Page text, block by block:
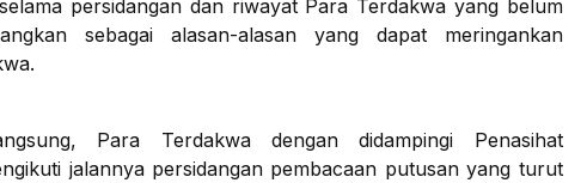
persidangan dan riwayat Para Terdakwa yang belum
sebagai alasan-alasan yang dapat meringankan
Para Terdakwa dengan didampingi Penasihat
jalannya persidangan pembacaan putusan yang turut